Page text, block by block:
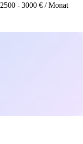
2500 - 3000 € / Monat